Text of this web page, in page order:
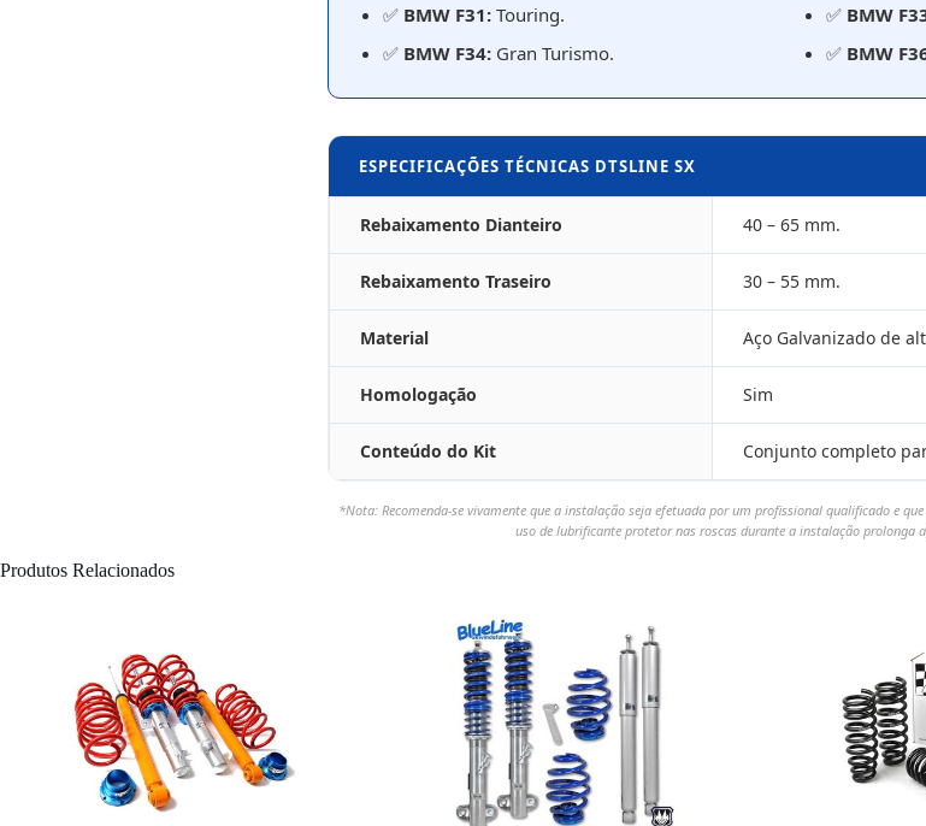
✅ BMW F31: Touring. ✅ BMW
✅ BMW F34: Gran Turismo. ✅ BMW
ESPECIFICAÇÕES TÉCNICAS DTSLINE SX
Rebaixamento Dianteiro 40 – 65 mm.
Rebaixamento Traseiro 30 – 55 mm.
Material Aço Galvanizado de
Homologação Sim
Conteúdo do Kit Conjunto completo
*Nota: Recomenda-se vivamente que a instalação seja efetuada por um profissional qualificado e
uso de lubrificante protetor nas roscas durante a instalação prolonga
Produtos Relacionados